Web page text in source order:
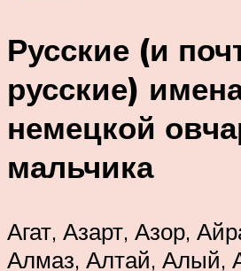
Русские (и
русские)
немецкой
мальчика
Агат, Азарт, Азор,
Алмаз, Алтай, Алый,